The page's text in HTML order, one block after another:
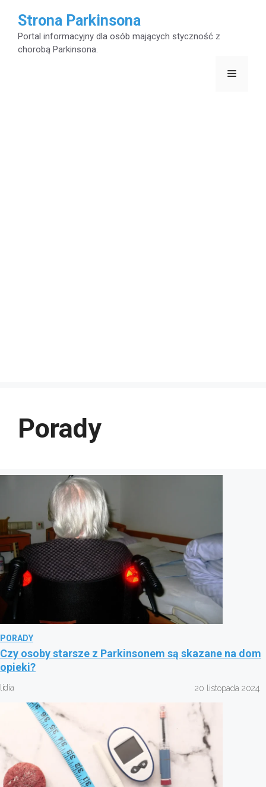
treści
Strona Parkinsona
Portal informacyjny dla osób mających styczność z
chorobą Parkinsona.
Menu
Porady
PORADY
Czy osoby starsze z Parkinsonem są skazane na dom
opieki?
lidia 20 listopada 2024